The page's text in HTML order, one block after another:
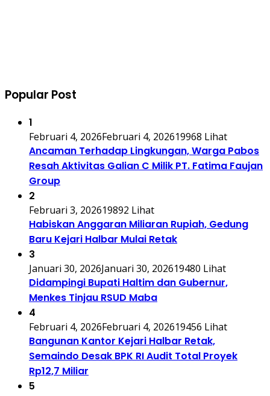
Popular Post
1
Februari 4, 2026Februari 4, 202619968 Lihat
Ancaman Terhadap Lingkungan, Warga Pabos
Resah Aktivitas Galian C Milik PT. Fatima Faujan
Group
2
Februari 3, 202619892 Lihat
Habiskan Anggaran Miliaran Rupiah, Gedung
Baru Kejari Halbar Mulai Retak
3
Januari 30, 2026Januari 30, 202619480 Lihat
Didampingi Bupati Haltim dan Gubernur,
Menkes Tinjau RSUD Maba
4
Februari 4, 2026Februari 4, 202619456 Lihat
Bangunan Kantor Kejari Halbar Retak,
Semaindo Desak BPK RI Audit Total Proyek
Rp12,7 Miliar
5